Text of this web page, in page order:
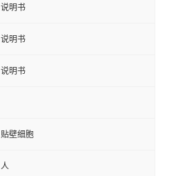
说明书
说明书
说明书
贴壁细胞
人